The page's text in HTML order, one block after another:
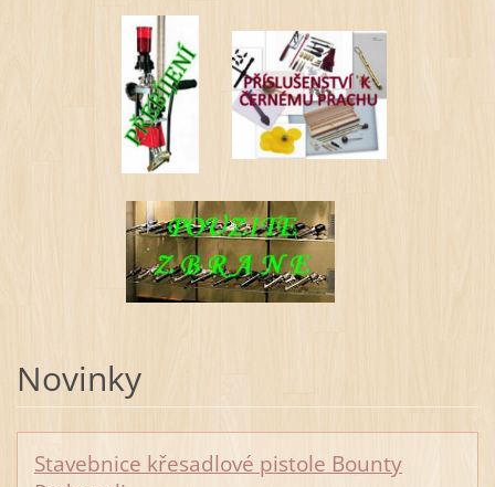
Novinky
Stavebnice křesadlové pistole Bounty